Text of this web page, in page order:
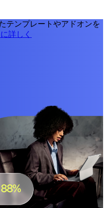
テンプレートやアドオンを
詳しく